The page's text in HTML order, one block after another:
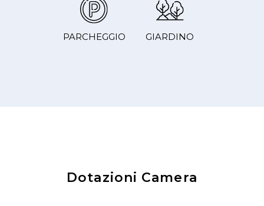
PARCHEGGIO GIARDINO
Dotazioni Camera